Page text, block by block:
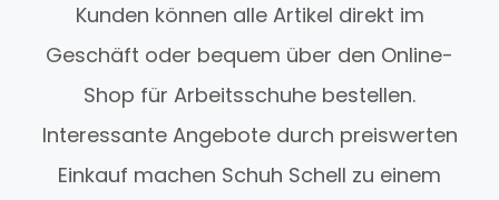
Kunden können alle Artikel direkt im
Geschäft oder bequem über den Online-
Shop für Arbeitsschuhe bestellen.
Interessante Angebote durch preiswerten
Einkauf machen Schuh Schell zu einem